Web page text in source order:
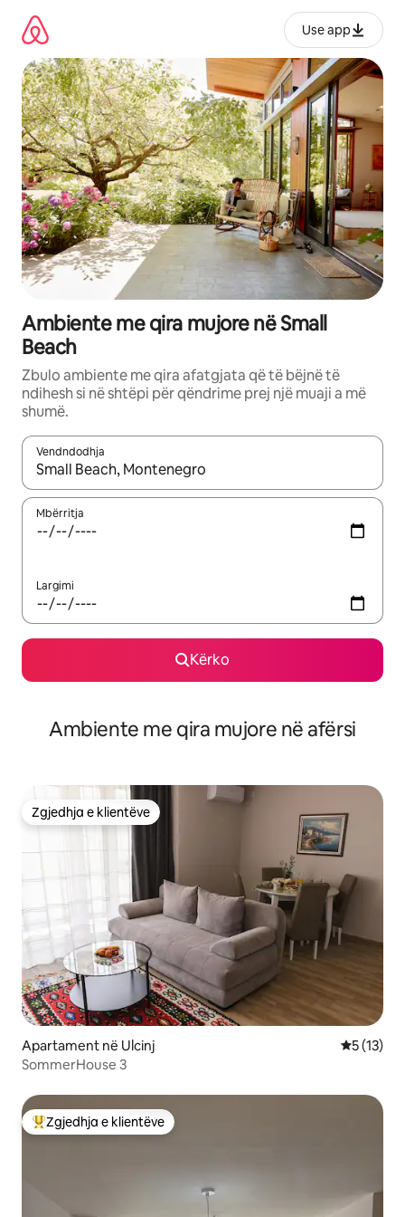
përmbajtja
Use app
Ambiente me qira mujore në Small
Beach
Zbulo ambiente me qira afatgjata që të bëjnë të
ndihesh si në shtëpi për qëndrime prej një muaji a më
shumë.
Vendndodhja
Kur rezultatet të jenë të disponueshme, lëviz me butonat e
Mbërritja
Largimi
Kërko
Ambiente me qira mujore në afërsi
Zgjedhja e klientëve
Zgjedhja e klientëve
Apartament në Ulcinj Vlerësimi
5 (13)
SommerHouse 3
Më të mirat e zgjedhjeve të klientëve
Zgjedhja e klientëve